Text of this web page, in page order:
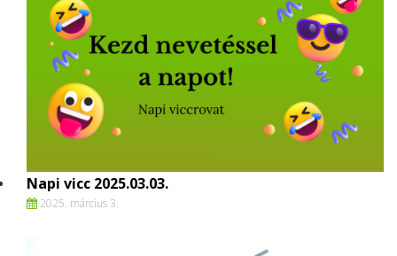
Napi vicc 2025.03.03.
2025. március 3.